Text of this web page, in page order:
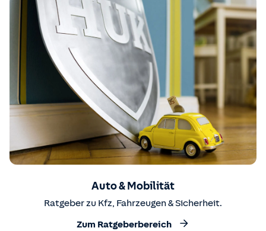
Auto & Mobilität
Ratgeber zu Kfz, Fahrzeugen & Sicherheit.
Zum Ratgeberbereich